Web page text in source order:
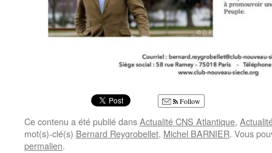
Follow
Ce contenu a été publié dansActualité CNS Atlantique,
mot(s)-clé(s) Bernard Reygrobellet, Michel BARNIER. Vous
permalien.